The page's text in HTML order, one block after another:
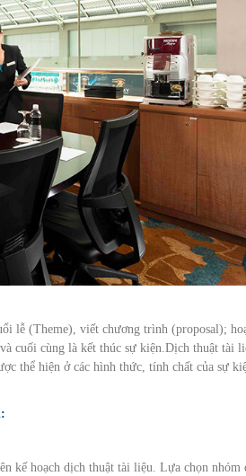
lễ (Theme), viết chương trình (proposal);
cuối cùng là kết thúc sự kiện.Dịch thuật tài
thể hiện ở các hình thức, tính chất của sự
kế hoạch dịch thuật tài liệu. Lựa chọn nhóm